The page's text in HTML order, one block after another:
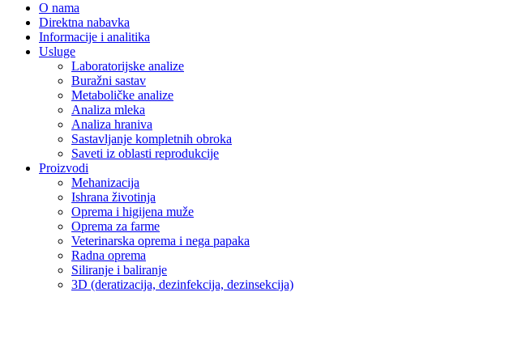
O nama
Direktna nabavka
Informacije i analitika
Usluge
Laboratorijske analize
Buražni sastav
Metaboličke analize
Analiza mleka
Analiza hraniva
Sastavljanje kompletnih obroka
Saveti iz oblasti reprodukcije
Proizvodi
Mehanizacija
Ishrana životinja
Oprema i higijena muže
Oprema za farme
Veterinarska oprema i nega papaka
Radna oprema
Siliranje i baliranje
3D (deratizacija, dezinfekcija, dezinsekcija)